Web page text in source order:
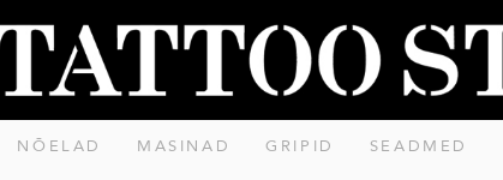
NÕELAD MASINAD GRIPID SEADMED